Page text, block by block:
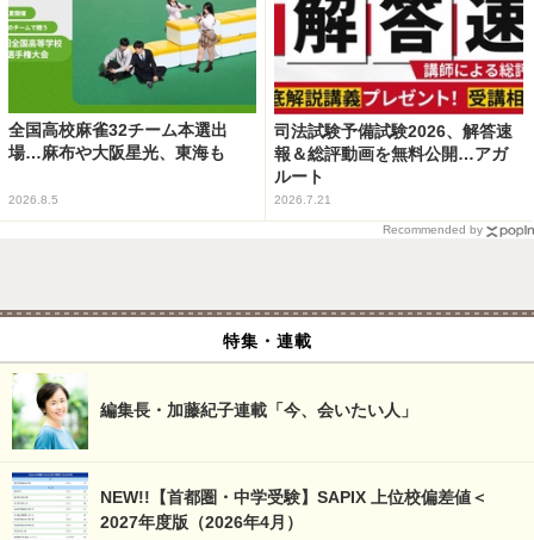
全国高校麻雀32チーム本選出
場…麻布や大阪星光、東海も
2026.8.5
司法試験予備試験2026、解答速
報＆総評動画を無料公開…アガ
ルート
2026.7.21
Recommended by
特集・連載
編集長・加藤紀子連載「今、会いたい人」
NEW!!【首都圏・中学受験】SAPIX 上位校偏差値＜
2027年度版（2026年4月）